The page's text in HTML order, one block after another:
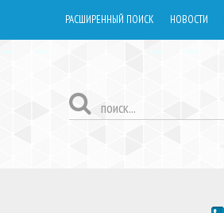
РАСШИРЕННЫЙ ПОИСК НОВОСТИ